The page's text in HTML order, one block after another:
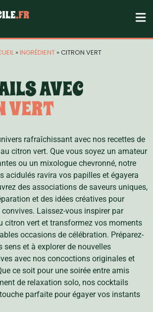
.FR
» INGRÉDIENT » CITRON VERT
AVEC
VERT
rafraîchissant avec nos recettes de
citron vert. Que vous soyez un amateur
ou un mixologue chevronné, notre
acidulés ravira vos papilles et égayera
des associations de saveurs uniques,
et des idées créatives pour
Laissez-vous inspirer par
citron vert et transformez vos moments
occasions de célébration. Préparez-
sens et à explorer de nouvelles
avec nos concoctions originales et
ce soit pour une soirée entre amis
de relaxation solo, nos cocktails
parfaite pour égayer vos instants